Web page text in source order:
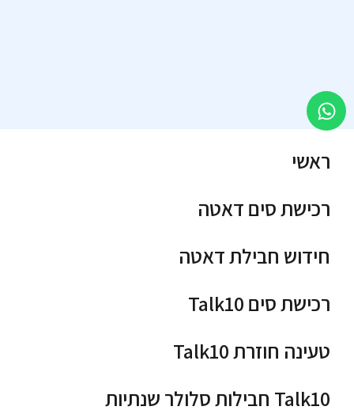
ראשי
רכישת סים דאטה
חידוש חבילת דאטה
רכישת סים Talk10
טעינה חוזרת Talk10
Talk10 חבילות סלולר שנתיות